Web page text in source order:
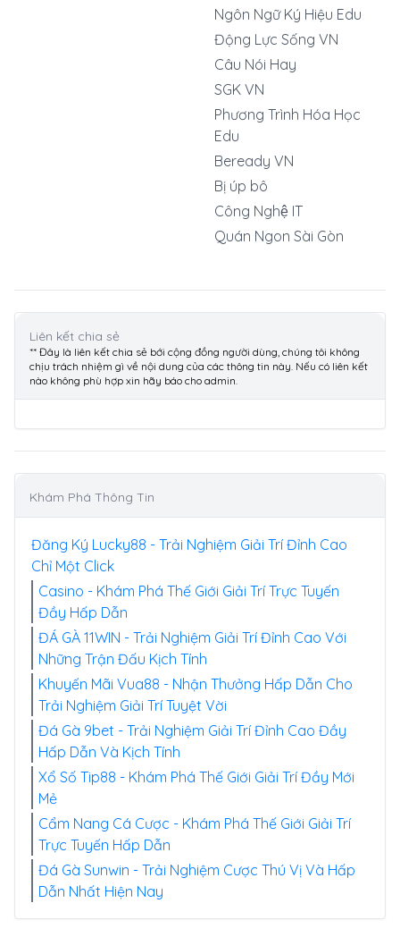
Ngôn Ngữ Ký Hiệu Edu
Động Lực Sống VN
Câu Nói Hay
SGK VN
Phương Trình Hóa Học
Edu
Beready VN
Bị úp bô
Công Nghệ IT
Quán Ngon Sài Gòn
Liên kết chia sẻ
** Đây là liên kết chia sẻ bới cộng đồng người dùng, chúng tôi không
chịu trách nhiệm gì về nội dung của các thông tin này. Nếu có liên kết
nào không phù hợp xin hãy báo cho admin.
Khám Phá Thông Tin
Đăng Ký Lucky88 - Trải Nghiệm Giải Trí Đỉnh Cao
Chỉ Một Click
Casino - Khám Phá Thế Giới Giải Trí Trực Tuyến
Đầy Hấp Dẫn
ĐÁ GÀ 11WIN - Trải Nghiệm Giải Trí Đỉnh Cao Với
Những Trận Đấu Kịch Tính
Khuyến Mãi Vua88 - Nhận Thưởng Hấp Dẫn Cho
Trải Nghiệm Giải Trí Tuyệt Vời
Đá Gà 9bet - Trải Nghiệm Giải Trí Đỉnh Cao Đầy
Hấp Dẫn Và Kịch Tính
Xổ Số Tip88 - Khám Phá Thế Giới Giải Trí Đầy Mới
Mẻ
Cẩm Nang Cá Cược - Khám Phá Thế Giới Giải Trí
Trực Tuyến Hấp Dẫn
Đá Gà Sunwin - Trải Nghiệm Cược Thú Vị Và Hấp
Dẫn Nhất Hiện Nay